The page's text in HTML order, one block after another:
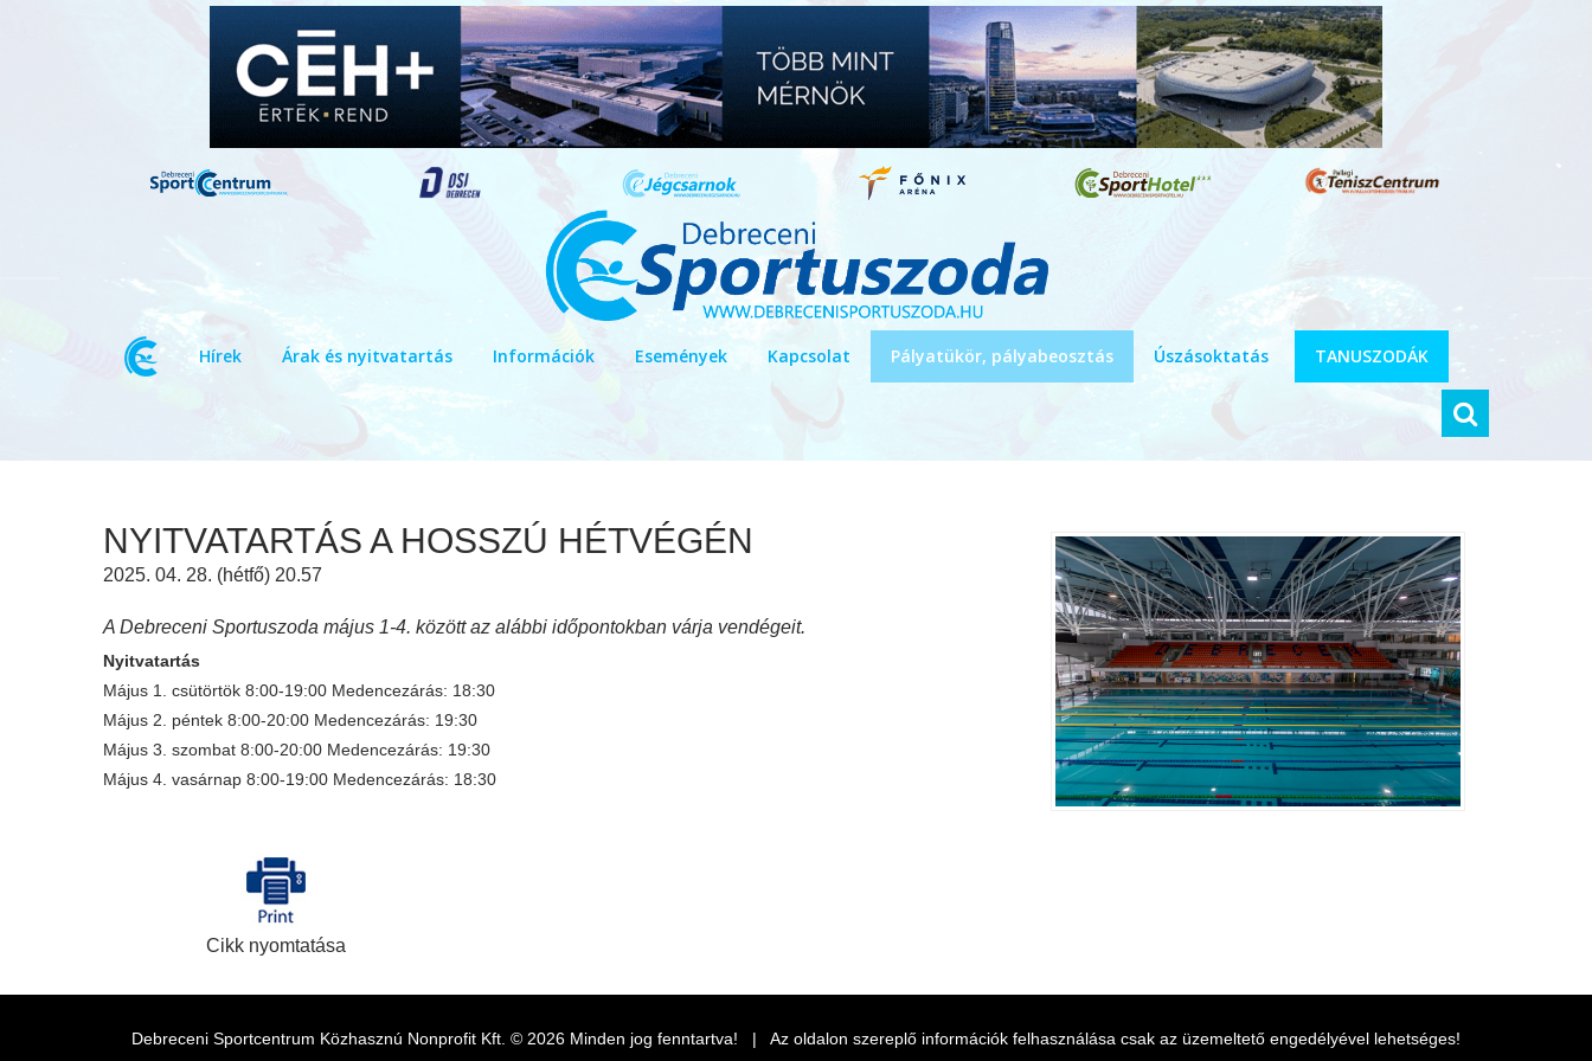
Hírek Árak és nyitvatartás Információk Események Kapcsolat Pályatükör, pályabeosztás Úszásoktatás TANUSZODÁK
NYITVATARTÁS A HOSSZÚ HÉTVÉGÉN
2025. 04. 28. (hétfő) 20.57
A Debreceni Sportuszoda május 1-4. között az alábbi időpontokban várja vendégeit.
Nyitvatartás
Május 1. csütörtök 8:00-19:00 Medencezárás: 18:30
Május 2. péntek 8:00-20:00 Medencezárás: 19:30
Május 3. szombat 8:00-20:00 Medencezárás: 19:30
Május 4. vasárnap 8:00-19:00 Medencezárás: 18:30
Cikk nyomtatása
Debreceni Sportcentrum Közhasznú Nonprofit Kft. © 2026 Minden jog fenntartva! | Az oldalon szereplő információk felhasználása csak az üzemeltető engedélyével lehetséges!